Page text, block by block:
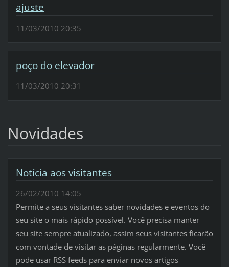
ajuste
11/03/2010 20:35
poço do elevador
11/03/2010 20:31
Novidades
Notícia aos visitantes
26/02/2010 14:05
Permite a seus visitantes saber novidades e eventos do
seu site o mais rápido possível. Você precisa manter
seu site sempre atualizado, assim seus visitantes ficarão
com vontade de visitar as páginas regularmente. Você
pode usar RSS feeds para enviar novos artigos